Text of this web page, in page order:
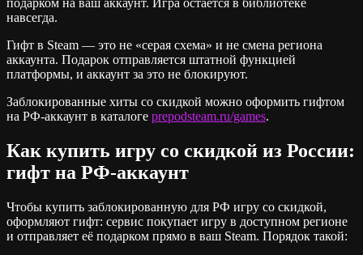
подарком на ваш аккаунт. Игра остаётся в библиотеке
навсегда.
Гифт в Steam — это не «серая схема» и не смена региона
аккаунта. Подарок отправляется штатной функцией
платформы, и аккаунт за это не блокируют.
Заблокированные хиты со скидкой можно оформить гифтом
на РФ-аккаунт в каталоге prepodsteam.ru/games.
Как купить игру со скидкой из России:
гифт на РФ-аккаунт
Чтобы купить заблокированную для РФ игру со скидкой,
оформляют гифт: сервис покупает игру в доступном регионе
и отправляет её подарком прямо в ваш Steam. Порядок такой: